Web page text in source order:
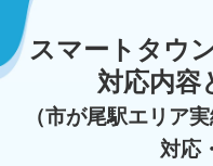
スマートタウ
対応内容
（市が尾駅エリア
対応